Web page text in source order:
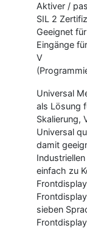
Aktiver /
SIL 2
Geeignet
Eingänge
V
Universal
als Lösung
Skalierung,
Universal
damit
einfach zu
sieben